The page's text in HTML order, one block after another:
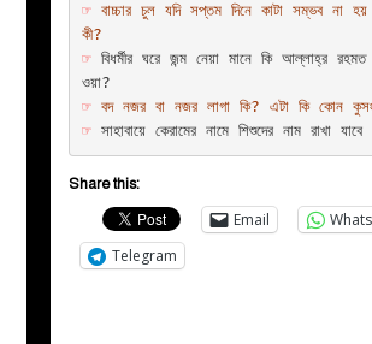
☞ বাচ্চার চুল যদি সপ্তম দিনে কাটা সম্ভব না হয়
কী?
☞ বিধর্মীর ঘরে জন্ম নেয়া মানে কি আল্লাহ্‌র রহমত থেকে বঞ্চিত হ
ওয়া?
☞ বদ নজর বা নজর লাগা কি? এটা কি কোন
☞ সাহাবায়ে কেরামের নামে শিশুদের নাম রাখা যাবে
Share this:
Email
Telegram